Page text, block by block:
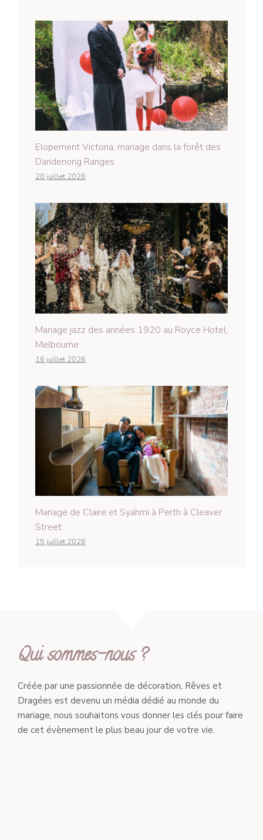
Elopement Victoria, mariage dans la forêt des
Dandenong Ranges
20 juillet 2026
Mariage jazz des années 1920 au Royce Hotel,
Melbourne
16 juillet 2026
Mariage de Claire et Syahmi à Perth à Cleaver
Street
15 juillet 2026
Qui sommes-nous ?
Créée par une passionnée de décoration, Rêves et
Dragées est devenu un média dédié au monde du
mariage, nous souhaitons vous donner les clés pour faire
de cet évènement le plus beau jour de votre vie.